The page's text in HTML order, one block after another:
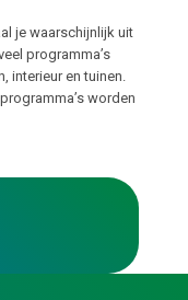
je waarschijnlijk uit
programma’s
interieur en tuinen.
worden